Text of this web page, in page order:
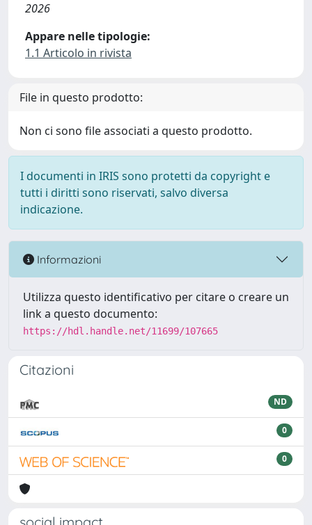
2026
Appare nelle tipologie:
1.1 Articolo in rivista
File in questo prodotto:
Non ci sono file associati a questo prodotto.
I documenti in IRIS sono protetti da copyright e
tutti i diritti sono riservati, salvo diversa
indicazione.
Informazioni
Utilizza questo identificativo per citare o creare un
link a questo documento:
https://hdl.handle.net/11699/107665
Citazioni
ND
0
0